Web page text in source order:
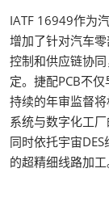
IATF 16949作为
增加了针对汽车
控制和供应链协
定。捷配PCB不
持续的年审监督
系统与数字化工
同时依托宇宙
的超精细线路加工